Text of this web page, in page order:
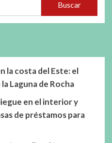
Buscar
la costa del Este: el
Laguna de Rocha
en el interior y
de préstamos para